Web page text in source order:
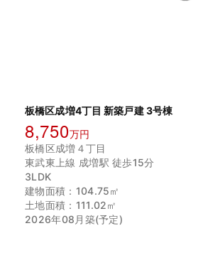
板橋区成増4丁目 新築戸建 3号棟
8,750万円
板橋区成増４丁目
東武東上線 成増駅 徒歩15分
3LDK
建物面積：104.75㎡
土地面積：111.02㎡
2026年08月築(予定)